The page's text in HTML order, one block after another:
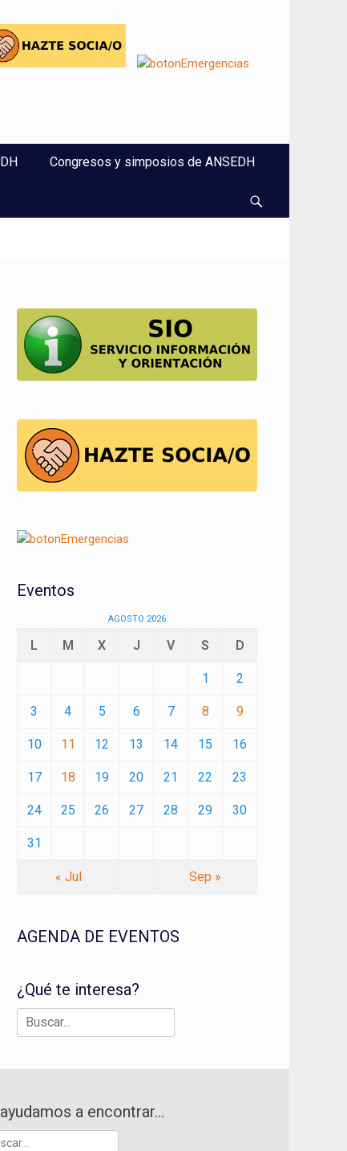
Congresos y simposios de ANSEDH
Eventos
AGOSTO 2026
L M X J V S D
1 2
3 4 5 6 7 8 9
10 11 12 13 14 15 16
17 18 19 20 21 22 23
24 25 26 27 28 29 30
31
« Jul Sep »
AGENDA DE EVENTOS
¿Qué te interesa?
Buscar:
a encontrar…